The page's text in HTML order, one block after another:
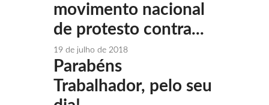
movimento nacional
de protesto contra...
19 de julho de 2018
Parabéns
Trabalhador, pelo seu